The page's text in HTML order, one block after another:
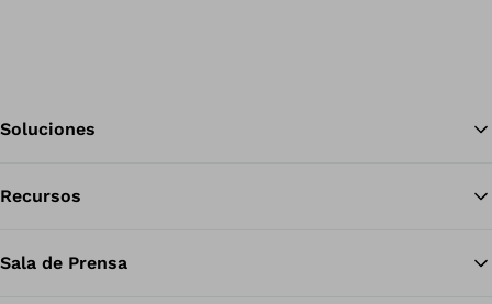
Soluciones
Recursos
Sala de Prensa